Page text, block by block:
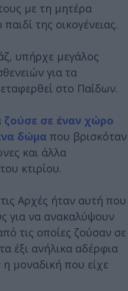
με τη μητέρα
της οικογένειας.
υπήρχε μεγάλος
για τα
στο Παίδων.
ζούσε σε έναν χώρο
δώμα που βρισκόταν
και άλλα
κτιρίου.
Αρχές ήταν αυτή που
για να ανακαλύψουν
τις οποίες ζούσαν σε
έξι ανήλικα αδέρφια
μοναδική που είχε